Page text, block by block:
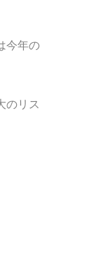
今年の
のリス